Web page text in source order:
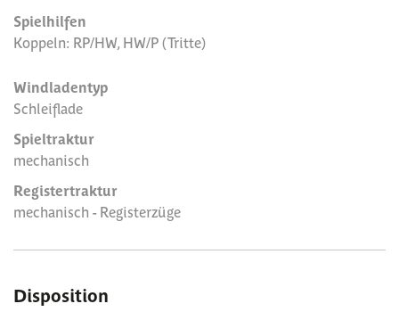
Spielhilfen
Koppeln: RP/HW, HW/P (Tritte)
Windladentyp
Schleiflade
Spieltraktur
mechanisch
Registertraktur
mechanisch - Registerzüge
Disposition